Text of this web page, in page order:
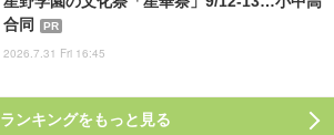
合同
PR
2026.7.31 Fri 16:45
ランキングをもっと見る